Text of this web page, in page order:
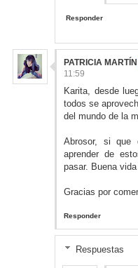
Responder
PATRICIA MARTÍN
11:59
Karita, desde
todos se
del mundo de la
Abrosor, si que
aprender de
pasar. Buena
Gracias por
Responder
Respuestas